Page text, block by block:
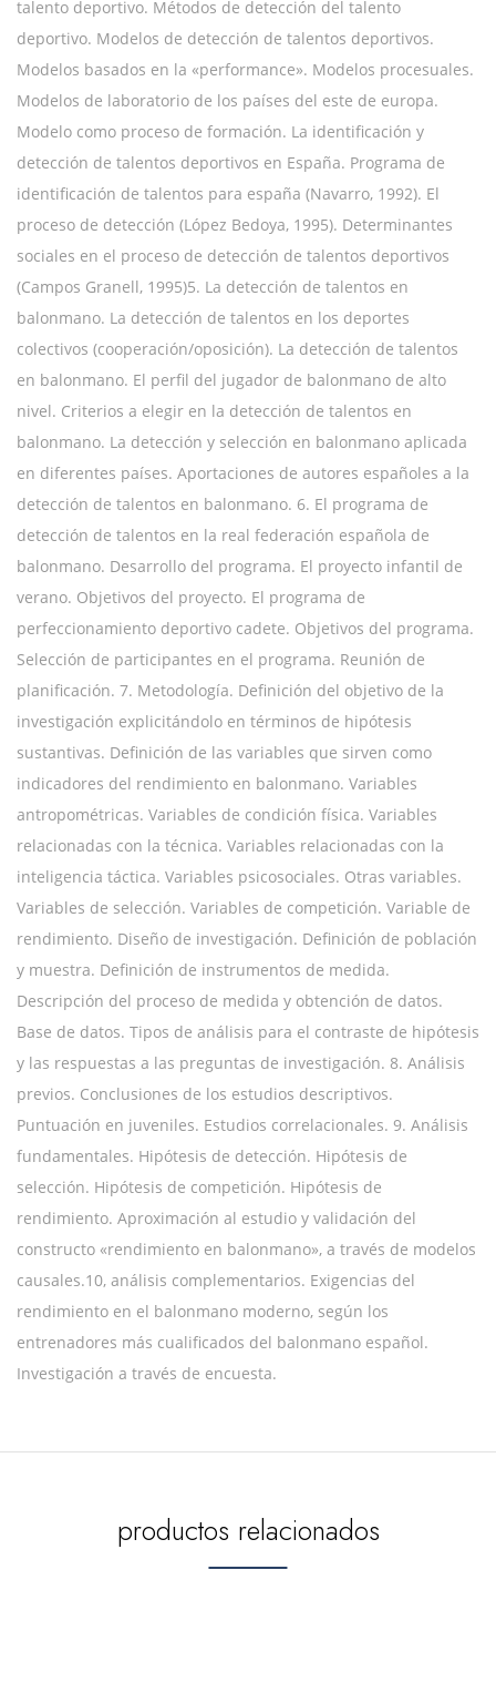
talento deportivo. Métodos de detección del talento
deportivo. Modelos de detección de talentos deportivos.
Modelos basados en la «performance». Modelos procesuales.
Modelos de laboratorio de los países del este de europa.
Modelo como proceso de formación. La identificación y
detección de talentos deportivos en España. Programa de
identificación de talentos para españa (Navarro, 1992). El
proceso de detección (López Bedoya, 1995). Determinantes
sociales en el proceso de detección de talentos deportivos
(Campos Granell, 1995)5. La detección de talentos en
balonmano. La detección de talentos en los deportes
colectivos (cooperación/oposición). La detección de talentos
en balonmano. El perfil del jugador de balonmano de alto
nivel. Criterios a elegir en la detección de talentos en
balonmano. La detección y selección en balonmano aplicada
en diferentes países. Aportaciones de autores españoles a la
detección de talentos en balonmano. 6. El programa de
detección de talentos en la real federación española de
balonmano. Desarrollo del programa. El proyecto infantil de
verano. Objetivos del proyecto. El programa de
perfeccionamiento deportivo cadete. Objetivos del programa.
Selección de participantes en el programa. Reunión de
planificación. 7. Metodología. Definición del objetivo de la
investigación explicitándolo en términos de hipótesis
sustantivas. Definición de las variables que sirven como
indicadores del rendimiento en balonmano. Variables
antropométricas. Variables de condición física. Variables
relacionadas con la técnica. Variables relacionadas con la
inteligencia táctica. Variables psicosociales. Otras variables.
Variables de selección. Variables de competición. Variable de
rendimiento. Diseño de investigación. Definición de población
y muestra. Definición de instrumentos de medida.
Descripción del proceso de medida y obtención de datos.
Base de datos. Tipos de análisis para el contraste de hipótesis
y las respuestas a las preguntas de investigación. 8. Análisis
previos. Conclusiones de los estudios descriptivos.
Puntuación en juveniles. Estudios correlacionales. 9. Análisis
fundamentales. Hipótesis de detección. Hipótesis de
selección. Hipótesis de competición. Hipótesis de
rendimiento. Aproximación al estudio y validación del
constructo «rendimiento en balonmano», a través de modelos
causales.10, análisis complementarios. Exigencias del
rendimiento en el balonmano moderno, según los
entrenadores más cualificados del balonmano español.
Investigación a través de encuesta.
productos relacionados